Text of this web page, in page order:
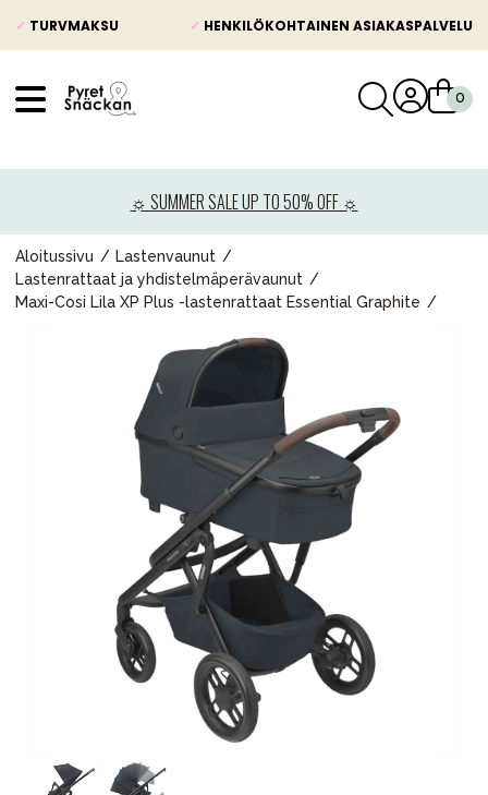
✓ TURVMAKSU ✓ HENKILÖKOHTAINEN ASIAKASPALVELU
☼ SUMMER SALE UP TO 50% OFF ☼
Aloitussivu
Lastenvaunut
Lastenrattaat ja yhdistelmäperävaunut
Maxi-Cosi Lila XP Plus -lastenrattaat Essential Graphite
Lastenvaunut
Lasten turvaistuimet
Vauvan paketti
Lapsi & vauva
Lelut ja pelit
Äiti & Isä
Huonekalut & vuodevaatteet
Tarvikkeet
Varaosat
Kampanjat
Lahjavinkkejä
Suosikit
Tavaramerkit